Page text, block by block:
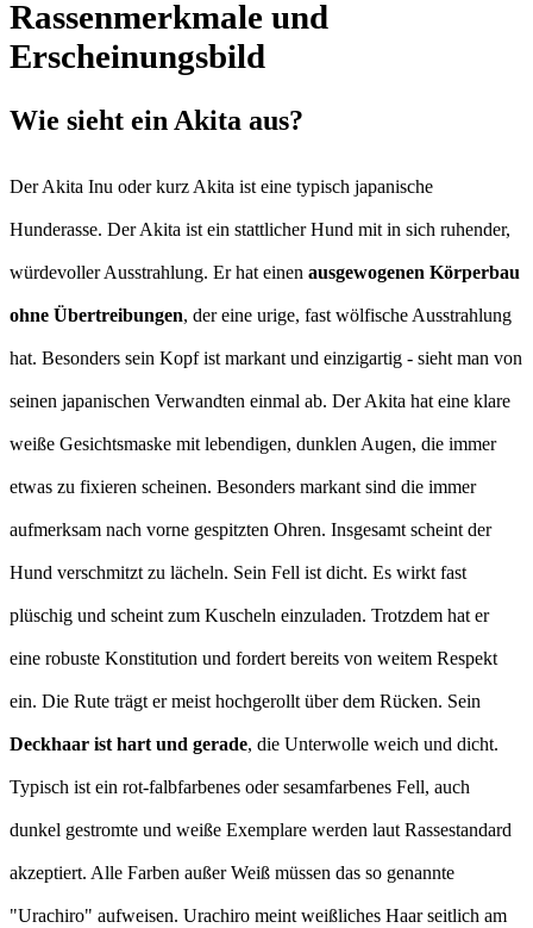
Rassenmerkmale und
Erscheinungsbild
Wie sieht ein Akita aus?
Der Akita Inu oder kurz Akita ist eine typisch japanische
Hunderasse. Der Akita ist ein stattlicher Hund mit in sich ruhender,
würdevoller Ausstrahlung. Er hat einen ausgewogenen Körperbau
ohne Übertreibungen, der eine urige, fast wölfische Ausstrahlung
hat. Besonders sein Kopf ist markant und einzigartig - sieht man von
seinen japanischen Verwandten einmal ab. Der Akita hat eine klare
weiße Gesichtsmaske mit lebendigen, dunklen Augen, die immer
etwas zu fixieren scheinen. Besonders markant sind die immer
aufmerksam nach vorne gespitzten Ohren. Insgesamt scheint der
Hund verschmitzt zu lächeln. Sein Fell ist dicht. Es wirkt fast
plüschig und scheint zum Kuscheln einzuladen. Trotzdem hat er
eine robuste Konstitution und fordert bereits von weitem Respekt
ein. Die Rute trägt er meist hochgerollt über dem Rücken. Sein
Deckhaar ist hart und gerade, die Unterwolle weich und dicht.
Typisch ist ein rot-falbfarbenes oder sesamfarbenes Fell, auch
dunkel gestromte und weiße Exemplare werden laut Rassestandard
akzeptiert. Alle Farben außer Weiß müssen das so genannte
"Urachiro" aufweisen. Urachiro meint weißliches Haar seitlich am